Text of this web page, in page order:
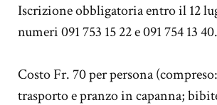
Iscrizione obbligatoria entro il 12
numeri 091 753 15 22 e 091 754 13 40.
Costo Fr. 70 per persona
trasporto e pranzo in capanna;